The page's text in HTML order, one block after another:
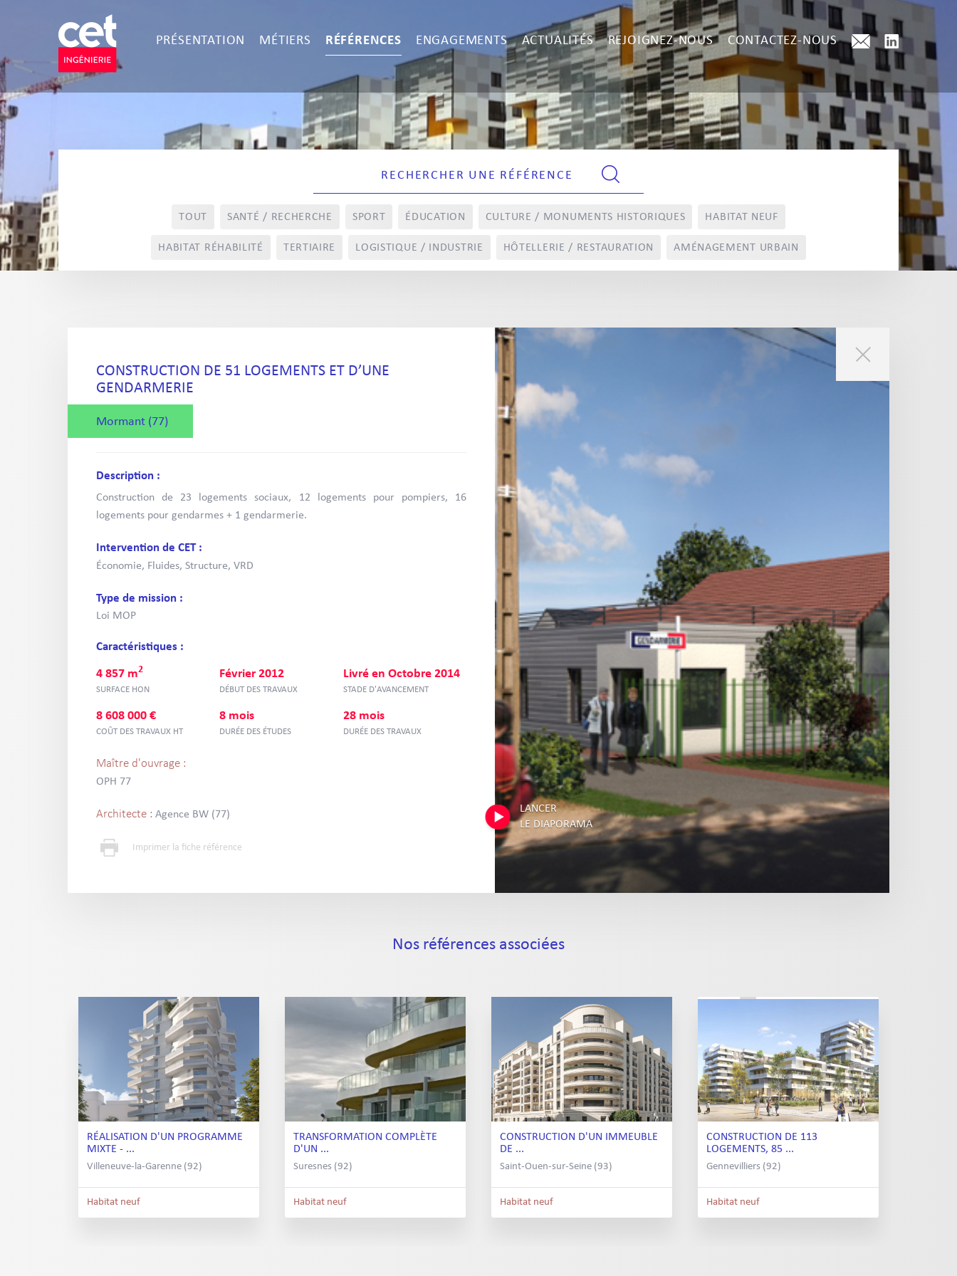
PRÉSENTATION MÉTIERS RÉFÉRENCES ENGAGEMENTS ACTUALITÉS REJOIGNEZ-NOUS CONTACTEZ-NOUS
TOUT SANTÉ / RECHERCHE SPORT ÉDUCATION CULTURE / MONUMENTS HISTORIQUES HABITAT NEUF
HABITAT RÉHABILITÉ TERTIAIRE LOGISTIQUE / INDUSTRIE HÔTELLERIE / RESTAURATION AMÉNAGEMENT URBAIN
CONSTRUCTION DE 51 LOGEMENTS ET D’UNE
GENDARMERIE
Mormant (77)
Description :
Construction de 23 logements sociaux, 12 logements pour pompiers, 16
logements pour gendarmes + 1 gendarmerie.
Intervention de CET :
Économie, Fluides, Structure, VRD
Type de mission :
Loi MOP
Caractéristiques :
4 857 m2
SURFACE HON
Février 2012
DÉBUT DES TRAVAUX
Livré en Octobre 2014
STADE D'AVANCEMENT
8 608 000 €
COÛT DES TRAVAUX HT
8 mois
DURÉE DES ÉTUDES
28 mois
DURÉE DES TRAVAUX
Maître d'ouvrage :
OPH 77
Architecte : Agence BW (77)
Imprimer la fiche référence
LANCER
LE DIAPORAMA
Nos références associées
RÉALISATION D'UN PROGRAMME
MIXTE - ...
Villeneuve-la-Garenne (92)
Habitat neuf
TRANSFORMATION COMPLÈTE
D'UN ...
Suresnes (92)
Habitat neuf
CONSTRUCTION D'UN IMMEUBLE
DE ...
Saint-Ouen-sur-Seine (93)
Habitat neuf
CONSTRUCTION DE 113
LOGEMENTS, 85 ...
Gennevilliers (92)
Habitat neuf